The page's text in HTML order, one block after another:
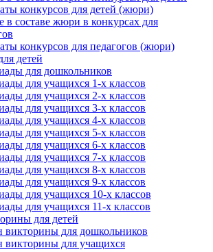
конкурсов для детей (жюри)
в составе жюри в конкурсах для
конкурсов для педагогов (жюри)
детей
для дошкольников
для учащихся 1-х классов
для учащихся 2-х классов
для учащихся 3-х классов
для учащихся 4-х классов
для учащихся 5-х классов
для учащихся 6-х классов
для учащихся 7-х классов
для учащихся 8-х классов
для учащихся 9-х классов
для учащихся 10-х классов
для учащихся 11-х классов
для детей
викторины для дошкольников
викторины для учащихся